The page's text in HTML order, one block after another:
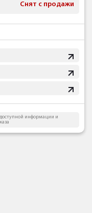
Снят с продажи
информации и